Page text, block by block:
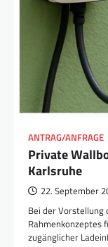
ANTRAG/ANFRAGE
Private
Karlsruhe
22. September
Bei der Vorstellung
Rahmenkonzeptes
zugänglicher